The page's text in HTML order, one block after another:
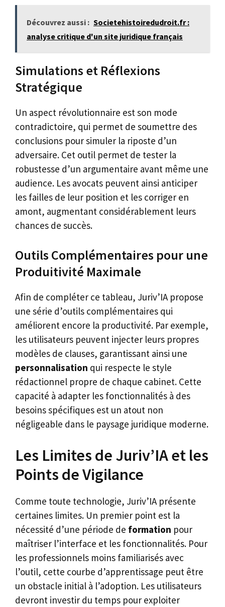
Découvrez aussi : Societehistoiredudroit.fr :
analyse critique d'un site juridique français
Simulations et Réflexions
Stratégique
Un aspect révolutionnaire est son mode
contradictoire, qui permet de soumettre des
conclusions pour simuler la riposte d’un
adversaire. Cet outil permet de tester la
robustesse d’un argumentaire avant même une
audience. Les avocats peuvent ainsi anticiper
les failles de leur position et les corriger en
amont, augmentant considérablement leurs
chances de succès.
Outils Complémentaires pour une
Produitivité Maximale
Afin de compléter ce tableau, Juriv’IA propose
une série d’outils complémentaires qui
améliorent encore la productivité. Par exemple,
les utilisateurs peuvent injecter leurs propres
modèles de clauses, garantissant ainsi une
personnalisation qui respecte le style
rédactionnel propre de chaque cabinet. Cette
capacité à adapter les fonctionnalités à des
besoins spécifiques est un atout non
négligeable dans le paysage juridique moderne.
Les Limites de Juriv’IA et les
Points de Vigilance
Comme toute technologie, Juriv’IA présente
certaines limites. Un premier point est la
nécessité d’une période de formation pour
maîtriser l’interface et les fonctionnalités. Pour
les professionnels moins familiarisés avec
l’outil, cette courbe d’apprentissage peut être
un obstacle initial à l’adoption. Les utilisateurs
devront investir du temps pour exploiter